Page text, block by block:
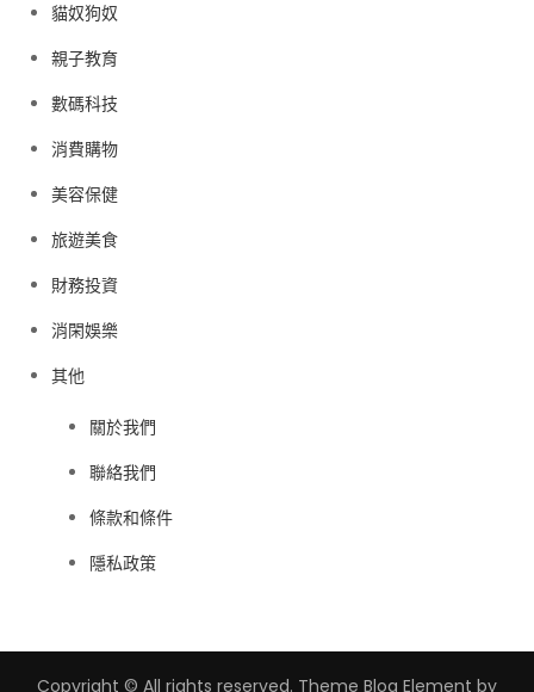
貓奴狗奴
親子教育
數碼科技
消費購物
美容保健
旅遊美食
財務投資
消閑娛樂
其他
關於我們
聯絡我們
條款和條件
隱私政策
Copyright © All rights reserved. Theme Blog Element by